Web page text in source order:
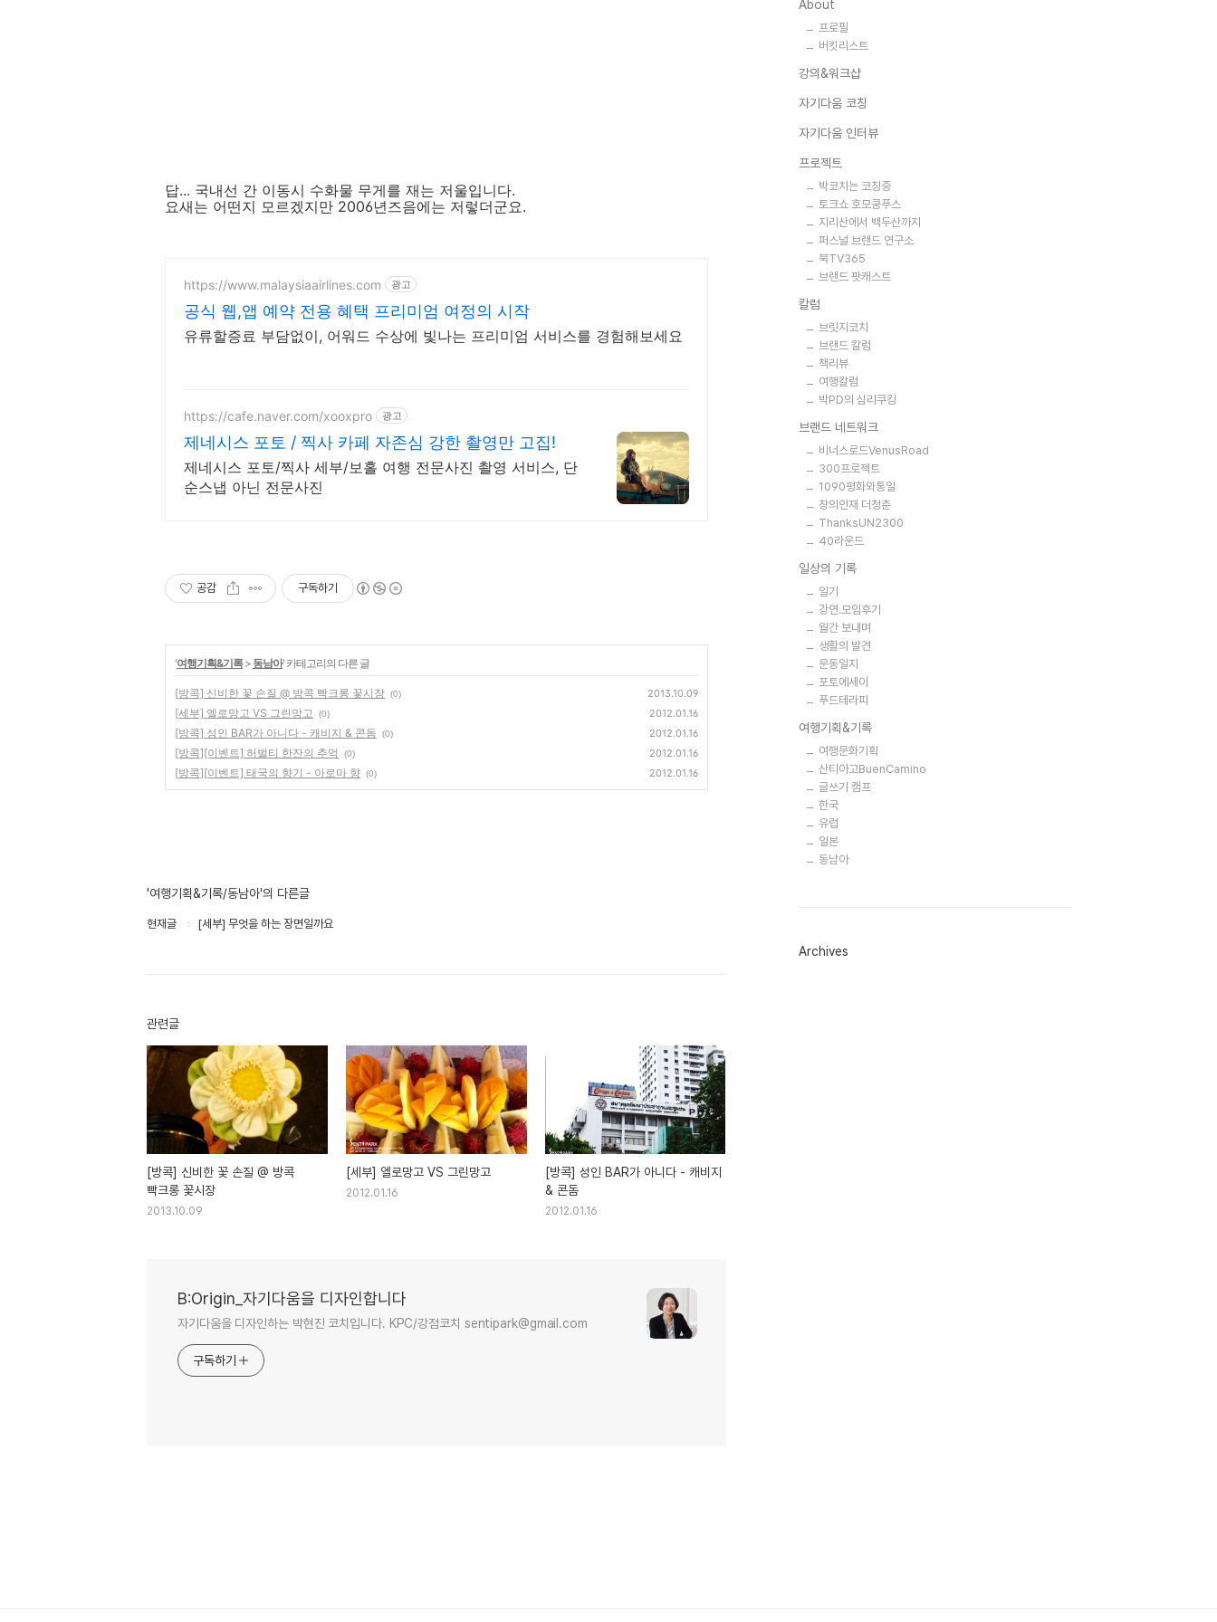
답... 국내선 간 이동시 수화물 무게를 재는 저울입니다.
요새는 어떤지 모르겠지만 2006년즈음에는 저렇더군요.
https://www.malaysiaairlines.com 광고
공식 웹,앱 예약 전용 혜택 프리미엄 여정의 시작
유류할증료 부담없이, 어워드 수상에 빛나는 프리미엄 서비스를 경험해보세요
https://cafe.naver.com/xooxpro 광고
제네시스 포토 / 찍사 카페 자존심 강한 촬영만 고집!
제네시스 포토/찍사 세부/보홀 여행 전문사진 촬영 서비스, 단
순스냅 아닌 전문사진
공감 구독하기
'여행기획&기록> 동남아' 카테고리의 다른 글
[방콕] 신비한 꽃 손질 @ 방콕 빡크롱 꽃시장 (0) 2013.10.09
[세부] 엘로망고 VS 그린망고 (0) 2012.01.16
[방콕] 성인 BAR가 아니다 - 캐비지 & 콘돔 (0) 2012.01.16
[방콕][이벤트] 허벌티 한잔의 추억 (0) 2012.01.16
[방콕][이벤트] 태국의 향기 - 아로마 향 (0) 2012.01.16
'여행기획&기록/동남아'의 다른글
현재글 [세부] 무엇을 하는 장면일까요
관련글
[방콕] 신비한 꽃 손질 @ 방콕
빡크롱 꽃시장
2013.10.09
[세부] 엘로망고 VS 그린망고
2012.01.16
[방콕] 성인 BAR가 아니다 - 캐비지
& 콘돔
2012.01.16
B:Origin_자기다움을 디자인합니다
자기다움을 디자인하는 박현진 코치입니다. KPC/강점코치 sentipark@gmail.com
구독하기
About
프로필
버킷리스트
강의&워크샵
자기다움 코칭
자기다움 인터뷰
프로젝트
박코치는 코칭중
토크쇼 호모쿵푸스
지리산에서 백두산까지
퍼스널 브랜드 연구소
북TV365
브랜드 팟캐스트
칼럼
브릿지코치
브랜드 칼럼
책리뷰
여행칼럼
박PD의 심리쿠킹
브랜드 네트워크
비너스로드VenusRoad
300프로젝트
1090평화와통일
창의인재 더청춘
ThanksUN2300
40라운드
일상의 기록
일기
강연.모임후기
월간 보내며
생활의 발견
운동일지
포토에세이
푸드테라피
여행기획&기록
여행문화기획
산티아고BuenCamino
글쓰기 캠프
한국
유럽
일본
동남아
Archives